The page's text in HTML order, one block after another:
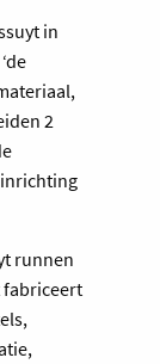
in
2
runnen
fabriceert